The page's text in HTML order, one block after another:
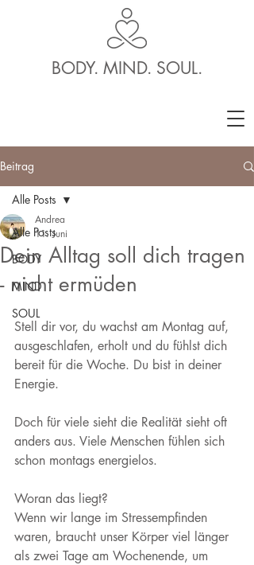
BODY. MIND. SOUL.
Beitrag
Alle Posts
BODY
MIND
SOUL
Alle Posts
Dein Alltag soll dich tragen
- nicht ermüden
Andrea
11. Juni
Stell dir vor, du wachst am Montag auf,
ausgeschlafen, erholt und du fühlst dich
bereit für die Woche. Du bist in deiner
Energie.
Doch für viele sieht die Realität sieht oft
anders aus. Viele Menschen fühlen sich
schon montags energielos.
Woran das liegt?
Wenn wir lange im Stressempfinden
waren, braucht unser Körper viel länger
als zwei Tage am Wochenende, um